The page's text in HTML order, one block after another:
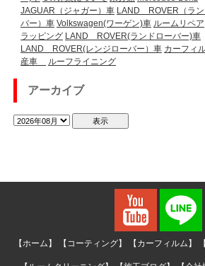
JAGUAR（ジャガー）車 LAND ROVER（ラン
バー）車 Volkswagen(ワーゲン)車 ルームリペア
ラッピング LAND ROVER(ランドローバー)車
LAND ROVER(レンジローバー）車 カーフィ
産車
ルーフライニング
アーカイブ
【ホーム】 【コーティング】 【カーフィルム】